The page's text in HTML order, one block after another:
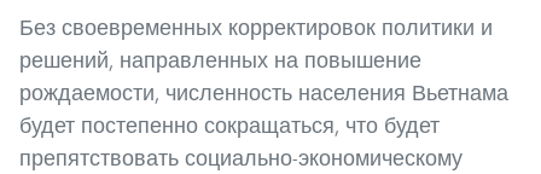
Без своевременных корректировок политики и
решений, направленных на повышение
рождаемости, численность населения Вьетнама
будет постепенно сокращаться, что будет
препятствовать социально-экономическому